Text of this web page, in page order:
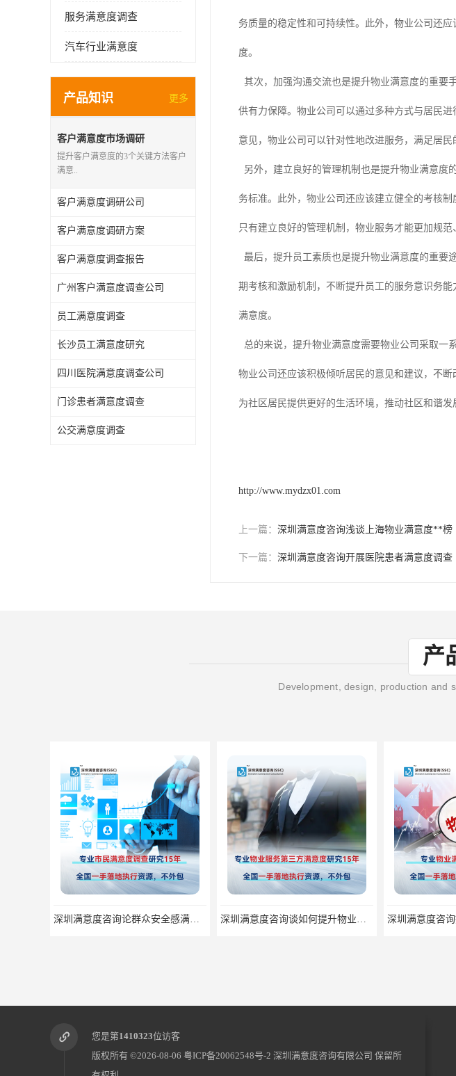
服务满意度调查
汽车行业满意度
产品知识 更多
客户满意度市场调研
提升客户满意度的3个关键方法客户
满意..
客户满意度调研公司
客户满意度调研方案
客户满意度调查报告
广州客户满意度调查公司
员工满意度调查
长沙员工满意度研究
四川医院满意度调查公司
门诊患者满意度调查
公交满意度调查
务质量的稳定性和可持续性。此外，物业公司还
度。
其次，加强沟通交流也是提升物业满意度的重要
供有力保障。物业公司可以通过多种方式与居民
意见，物业公司可以针对性地改进服务，满足居民
另外，建立良好的管理机制也是提升物业满意度
务标准。此外，物业公司还应该建立健全的考核
只有建立良好的管理机制，物业服务才能更加规范
最后，提升员工素质也是提升物业满意度的重要
期考核和激励机制，不断提升员工的服务意识务
满意度。
总的来说，提升物业满意度需要物业公司采取一
物业公司还应该积极倾听居民的意见和建议，不
为社区居民提供更好的生活环境，推动社区和谐发
http://www.mydzx01.com
上一篇： 深圳满意度咨询浅谈上海物业满意度**榜
下一篇： 深圳满意度咨询开展医院患者满意度调查
产
Development, design, production and
深圳满意度咨询论群众安全感满意度调查如何操作 深圳满意度咨询谈如何提升物业满意度
您是第1410323位访客
版权所有 ©2026-08-06 粤ICP备20062548号-2 深圳满意度咨询有限公司 保留所